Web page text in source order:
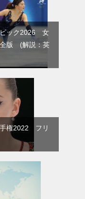
ピック2026 女
全版 (解説：英
権2022 フリ